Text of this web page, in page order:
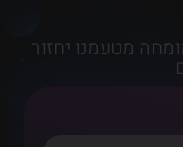
מטעמנו יחזור